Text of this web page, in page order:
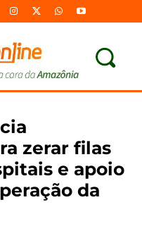
zerar filas
e apoio
da